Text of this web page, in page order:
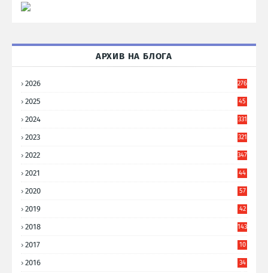
АРХИВ НА БЛОГА
2026 276
2025
45
2024 331
2023 321
2022 347
2021
44
2020
57
2019
42
2018 143
2017
10
2016
34